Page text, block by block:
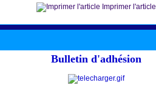
Imprimer l'article
Bulletin d'adhésion